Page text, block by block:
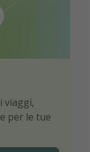
viaggi,
per le tue
di